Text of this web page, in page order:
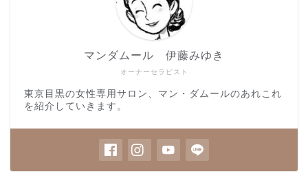
オーナーセラピスト
マンダムール 伊藤みゆき
東京目黒の女性専用サロン、マン・ダムールのあれこれ
を紹介していきます。